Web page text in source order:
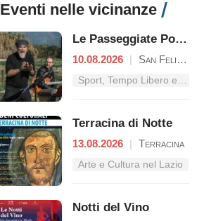
Eventi nelle vicinanze
Le Passeggiate Poetiche nel Parco Nazionale del Circeo
10.08.2026 | San Felice Circeo
Sport, Tempo Libero e Divertimento nel Lazio
Terracina di Notte
13.08.2026 | Terracina
Arte e Cultura nel Lazio
Notti del Vino